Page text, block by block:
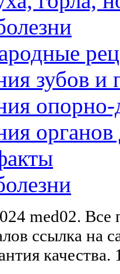
зубов и
опорно-
med02. Все
ссылка на